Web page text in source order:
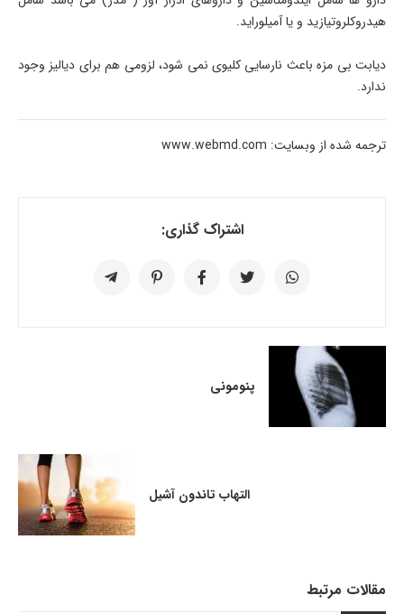
هیدروکلروتیازید و یا آمیلوراید.
دیابت بی مزه باعث نارسایی کلیوی نمی شود، لزومی هم برای دیالیز وجود
ندارد.
ترجمه شده از وبسایت: www.webmd.com
اشتراک گذاری:
پنومونی
التهاب تاندون آشیل
مقالات مرتبط